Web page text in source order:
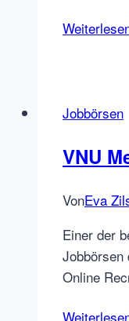
Jobbörsen
VNU
VonEva
Einer der
Jobbörsen
Online